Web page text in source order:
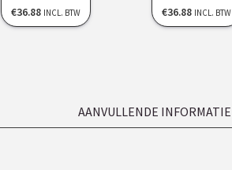
€36.88 INCL. BTW €36.88 INCL. BTW
AANVULLENDE INFORMATIE